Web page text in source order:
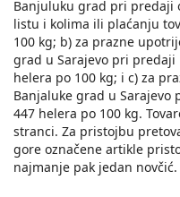
Banjuluku grad pri predaji
listu i kolima ili plaćanju
100 kg; b) za prazne
grad u Sarajevo pri
helera po 100 kg; i c) za
Banjaluke grad u
447 helera po 100 kg.
stranci. Za pristojbu
gore označene artikle
najmanje pak jedan